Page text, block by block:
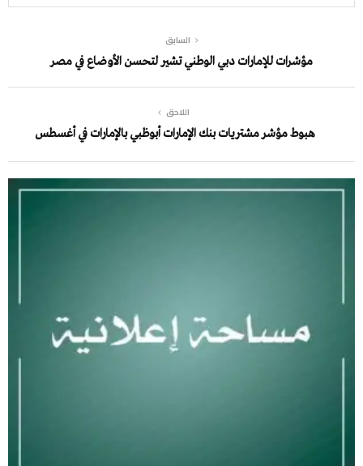
السابق
مؤشرات للإمارات دبي الوطني تشير لتحسن الأوضاع في مصر
اللاحق
هبوط مؤشر مشتريات بنك الإمارات أبوظبي بالإمارات في أغسطس